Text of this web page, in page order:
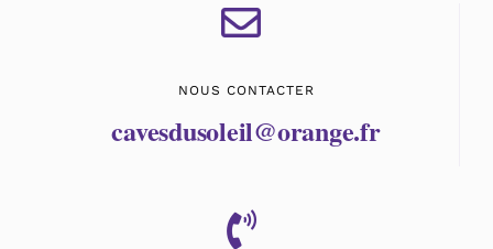
NOUS CONTACTER
cavesdusoleil@orange.fr